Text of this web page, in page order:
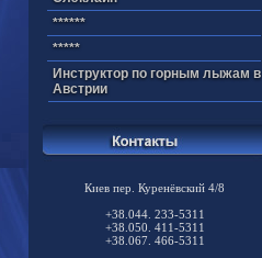
******
*****
Инструктор по горным лыжам в
Австрии
Киев пер. Куренёвский 4/8
+38.044. 233-5311
+38.050. 411-5311
+38.067. 466-5311